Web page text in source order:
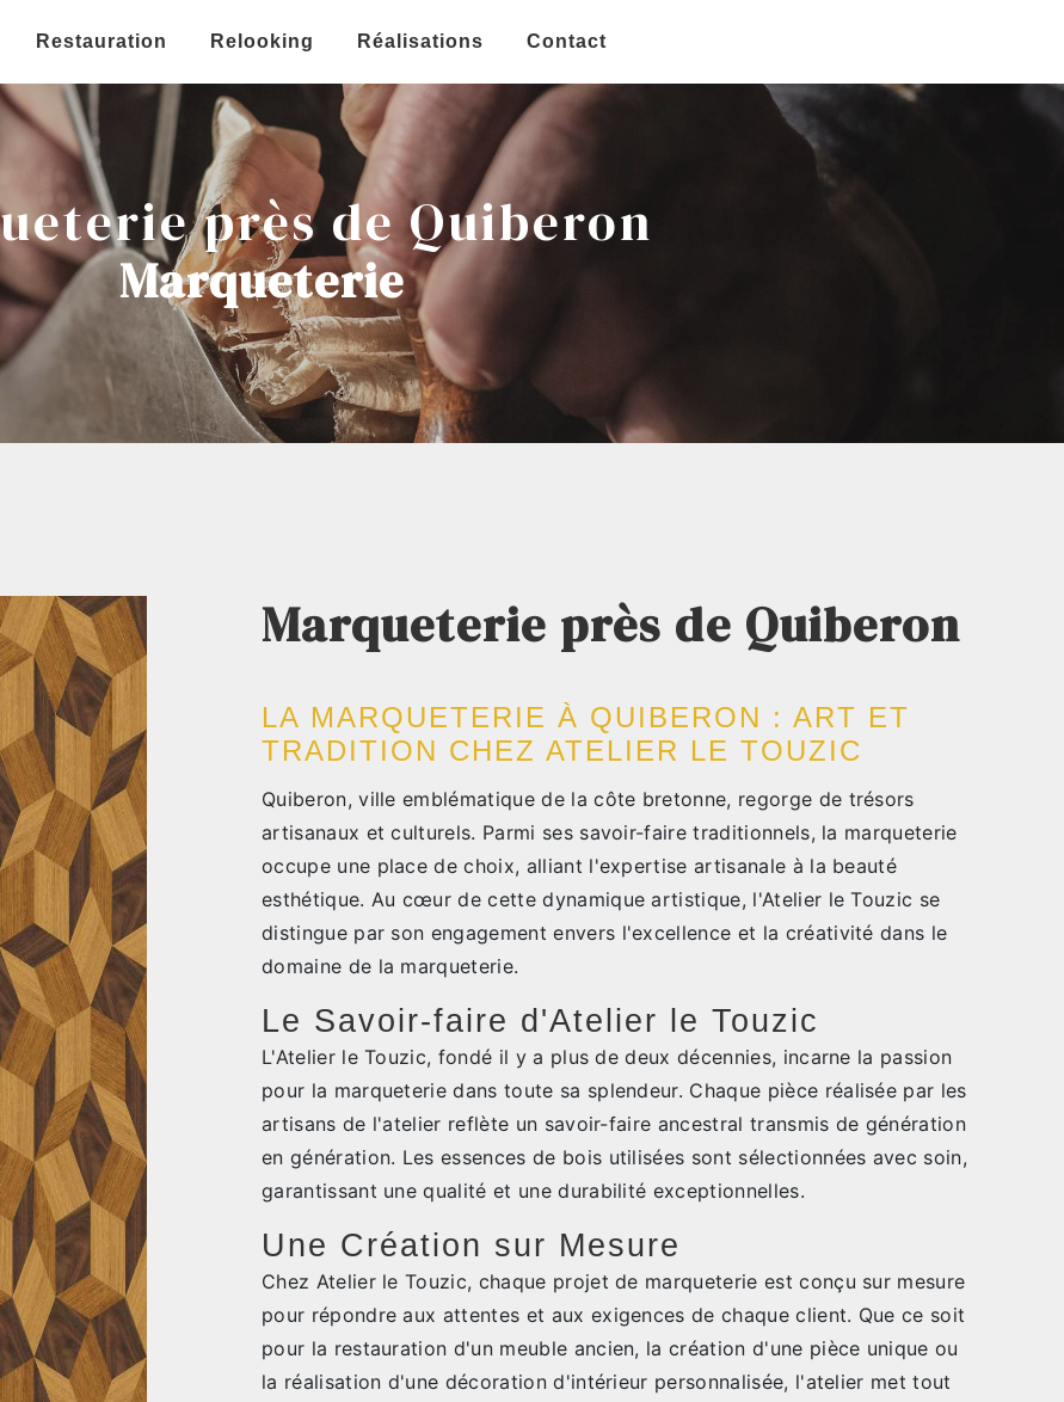
Restauration Relooking Réalisations Contact
près de Quiberon
Marqueterie
Marqueterie près de Quiberon
LA MARQUETERIE À QUIBERON : ART ET
TRADITION CHEZ ATELIER LE TOUZIC
Quiberon, ville emblématique de la côte bretonne, regorge de trésors
artisanaux et culturels. Parmi ses savoir-faire traditionnels, la marqueterie
occupe une place de choix, alliant l'expertise artisanale à la beauté
esthétique. Au cœur de cette dynamique artistique, l'Atelier le Touzic se
distingue par son engagement envers l'excellence et la créativité dans le
domaine de la marqueterie.
Le Savoir-faire d'Atelier le Touzic
L'Atelier le Touzic, fondé il y a plus de deux décennies, incarne la passion
pour la marqueterie dans toute sa splendeur. Chaque pièce réalisée par les
artisans de l'atelier reflète un savoir-faire ancestral transmis de génération
en génération. Les essences de bois utilisées sont sélectionnées avec soin,
garantissant une qualité et une durabilité exceptionnelles.
Une Création sur Mesure
Chez Atelier le Touzic, chaque projet de marqueterie est conçu sur mesure
pour répondre aux attentes et aux exigences de chaque client. Que ce soit
pour la restauration d'un meuble ancien, la création d'une pièce unique ou
la réalisation d'une décoration d'intérieur personnalisée, l'atelier met tout